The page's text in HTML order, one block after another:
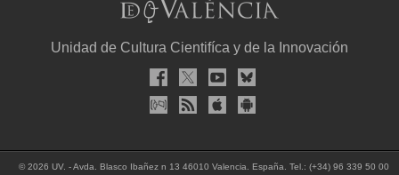
Unidad de Cultura Cientifíca y de la Innovación
© 2026 UV. - Avda. Blasco Ibañez n 13 46010 Valencia. España. Tel.: (+34) 96 339 50 00